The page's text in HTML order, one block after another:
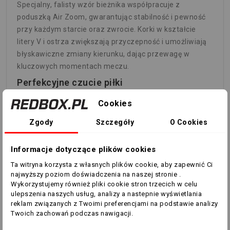
Specjalny, falisty wzór bieżnika współpracuje z
poduszką Air Zoom, gwarantując stabilność i pewność
przy każdym starcie oraz zwrocie. Korki w kształcie
litery V i ostrza zwiększają przyczepność i umożliwiają
błyskawiczne zmiany kierunku, dając przewagę w
kluczowych momentach meczu.
Perfekcyjne czucie piłki
MateriałNike Gripknit
kontrolę piłki nawet przy maksymalnej prędkości.
Czepliwa faktura działa niezależnie od pogody, oferując
tę samą przyczepność na suchej i mokrej nawierzchni.
Idealne dopasowanie
Ultralekka cholewkaFlyknit dopasowuje się do stopy jak
druga skóra. W połączeniu z technologią Gripknit tworzy
najcieńszą i najbardziej precyzyjną konstrukcję w historii
modeli Mercurial, oferując jeszcze lepszy kontakt z
piłką i większy komfort podczas gry.
Cookies
Zgody Szczegóły O Cookies
Informacje dotyczące plików cookies
Ta witryna korzysta z własnych plików cookie, aby zapewnić Ci
najwyższy poziom doświadczenia na naszej stronie .
Wykorzystujemy również pliki cookie stron trzecich w celu
ulepszenia naszych usług, analizy a nastepnie wyświetlania
reklam związanych z Twoimi preferencjami na podstawie analizy
Twoich zachowań podczas nawigacji.